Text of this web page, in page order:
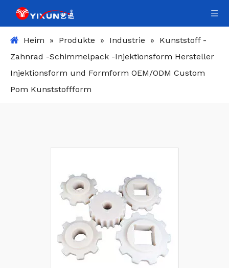
Heim » Produkte » Industrie »
Kunststoff -
Zahnrad -Schimmelpack -Injektionsform Hersteller
Injektionsform und Formform OEM/ODM Custom
Pom Kunststoffform